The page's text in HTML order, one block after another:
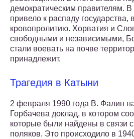
демократическим правителям.
привело к распаду
кровопролитию. Хорватия и
свободными и независимыми,
стали воевать на почве
принадлежит.
Трагедия в Катыни
2 февраля 1990 года В. Фалин
Горбачева доклад, в котором
которые были найдены в связи
поляков. Это происходило в